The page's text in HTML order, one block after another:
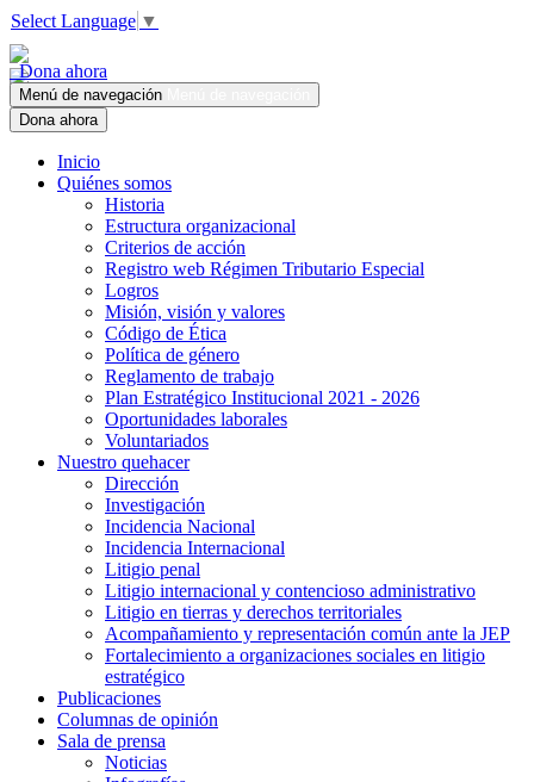
Select Language ▼
Dona ahora
Menú de navegación
Dona ahora
Inicio
Quiénes somos
Historia
Estructura organizacional
Criterios de acción
Registro web Régimen Tributario Especial
Logros
Misión, visión y valores
Código de Ética
Política de género
Reglamento de trabajo
Plan Estratégico Institucional 2021 - 2026
Oportunidades laborales
Voluntariados
Nuestro quehacer
Dirección
Investigación
Incidencia Nacional
Incidencia Internacional
Litigio penal
Litigio internacional y contencioso administrativo
Litigio en tierras y derechos territoriales
Acompañamiento y representación común ante la JEP
Fortalecimiento a organizaciones sociales en litigio
estratégico
Publicaciones
Columnas de opinión
Sala de prensa
Noticias